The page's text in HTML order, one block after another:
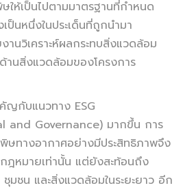
ให้เป็นไปตามมาตรฐานที่กำหนด
นหนึ่งในประเด็นที่ถูกนำมา
นวิเคราะห์ผลกระทบสิ่งแวดล้อม
านสิ่งแวดล้อมของโครงการ
ญกับแนวทาง ESG
and Governance) มากขึ้น การ
ษทางอากาศอย่างมีประสิทธิภาพจึง
ฎหมายเท่านั้น แต่ยังสะท้อนถึง
ชน และสิ่งแวดล้อมในระยะยาว อีก